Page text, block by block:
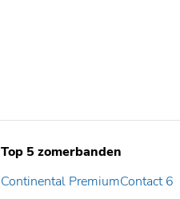
Top 5 zomerbanden
Continental PremiumContact 6